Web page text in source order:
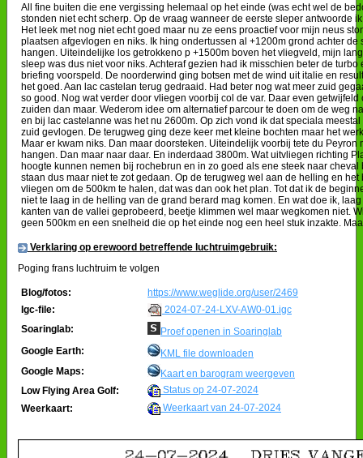
All fine buiten die ene vergissing helemaal op het einde (was echt wel de
stonden niet echt scherp. Op de vraag wanneer de eerste sleper antwoorde
Het leek met nog niet echt goed maar nu ze eens proactief voor mijn neus
plaatsen afgevlogen en niks. Ik hing ondertussen al +1200m grond achter
hangen. Uiteindelijke los getrokkeno p +1500m boven het vliegveld, mijn
sleep was dus niet voor niks. Achteraf gezien had ik misschien beter de
briefing voorspeld. De noorderwind ging botsen met de wind uit italie en
het goed. Aan lac castelan terug gedraaid. Had beter nog wat meer zuid
so good. Nog wat verder door vliegen voorbij col de var. Daar even
zuiden dan maar. Wederom idee om alternatief parcour te doen om de weg
en bij lac castelanne was het nu 2600m. Op zich vond ik dat speciala
zuid gevlogen. De terugweg ging deze keer met kleine bochten maar het
Maar er kwam niks. Dan maar doorsteken. Uiteindelijk voorbij tete du
hangen. Dan maar naar daar. En inderdaad 3800m. Wat uitvliegen richting
hoogte kunnen nemen bij rochebrun en in zo goed als ene steek naar
staan dus maar niet te zot gedaan. Op de terugweg wel aan de helling en
vliegen om de 500km te halen, dat was dan ook het plan. Tot dat ik de
niet te laag in de helling van de grand berard mag komen. En wat doe ik,
kanten van de vallei geprobeerd, beetje klimmen wel maar wegkomen niet.
geen 500km en een snelheid die op het einde nog een heel stuk inzakte.
Verklaring op erewoord betreffende luchtruimgebruik:
Poging frans luchtruim te volgen
Blog/fotos:
https://www.weglide.org/user/2469
Igc-file:
2024-07-24-LXV-AW0-01.igc
Soaringlab:
Proef openen in Soaringlab
Google Earth:
KML file downloaden
Google Maps:
Kaart en barogram weergeven
Low Flying Area Golf:
Status op 24-07-2024
Weerkaart:
Weerkaart van 24-07-2024